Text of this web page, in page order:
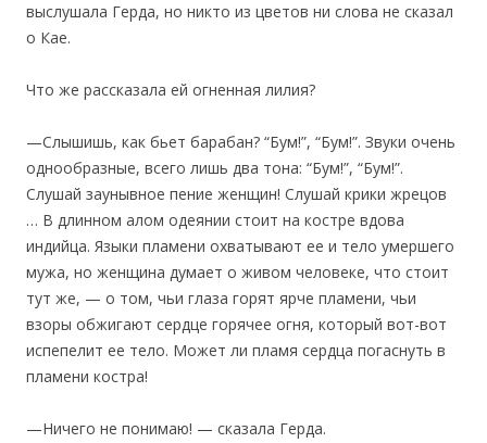
выслушала Герда, но никто из цветов ни слова не сказал
о Кае.
Что же рассказала ей огненная лилия?
—Слышишь, как бьет барабан? “Бум!”, “Бум!”. Звуки очень
однообразные, всего лишь два тона: “Бум!”, “Бум!”.
Слушай заунывное пение женщин! Слушай крики жрецов
… В длинном алом одеянии стоит на костре вдова
индийца. Языки пламени охватывают ее и тело умершего
мужа, но женщина думает о живом человеке, что стоит
тут же, — о том, чьи глаза горят ярче пламени, чьи
взоры обжигают сердце горячее огня, который вот-вот
испепелит ее тело. Может ли пламя сердца погаснуть в
пламени костра!
—Ничего не понимаю! — сказала Герда.